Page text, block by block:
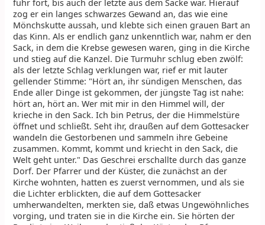
fuhr fort, bis auch der letzte aus dem Sacke war. Hierauf
zog er ein langes schwarzes Gewand an, das wie eine
Mönchskutte aussah, und klebte sich einen grauen Bart an
das Kinn. Als er endlich ganz unkenntlich war, nahm er den
Sack, in dem die Krebse gewesen waren, ging in die Kirche
und stieg auf die Kanzel. Die Turmuhr schlug eben zwölf:
als der letzte Schlag verklungen war, rief er mit lauter
gellender Stimme: "Hört an, ihr sündigen Menschen, das
Ende aller Dinge ist gekommen, der jüngste Tag ist nahe:
hört an, hört an. Wer mit mir in den Himmel will, der
krieche in den Sack. Ich bin Petrus, der die Himmelstüre
öffnet und schließt. Seht ihr, draußen auf dem Gottesacker
wandeln die Gestorbenen und sammeln ihre Gebeine
zusammen. Kommt, kommt und kriecht in den Sack, die
Welt geht unter." Das Geschrei erschallte durch das ganze
Dorf. Der Pfarrer und der Küster, die zunächst an der
Kirche wohnten, hatten es zuerst vernommen, und als sie
die Lichter erblickten, die auf dem Gottesacker
umherwandelten, merkten sie, daß etwas Ungewöhnliches
vorging, und traten sie in die Kirche ein. Sie hörten der